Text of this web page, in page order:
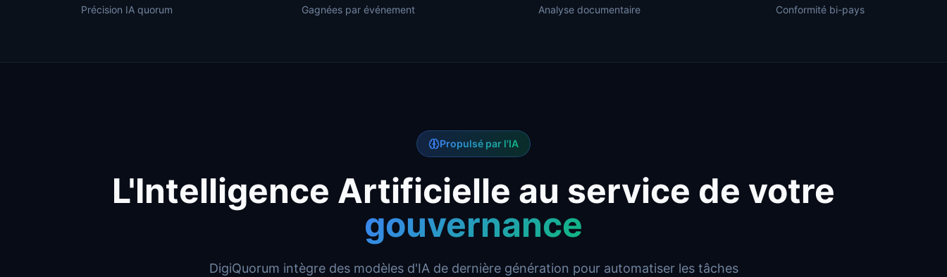
Précision IA quorum Gagnées par événement Analyse documentaire Conformité bi-pays
Propulsé par l'IA
L'Intelligence Artificielle au service de votre
gouvernance
DigiQuorum intègre des modèles d'IA de dernière génération pour automatiser les tâches